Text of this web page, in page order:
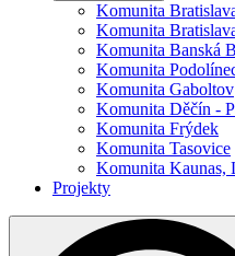
Komunita
Komunita
Komunita Banská
Komunita
Komunita Gaboltov
Komunita Děčín -
Komunita Frýdek
Komunita Tasovice
Komunita Kaunas,
Projekty